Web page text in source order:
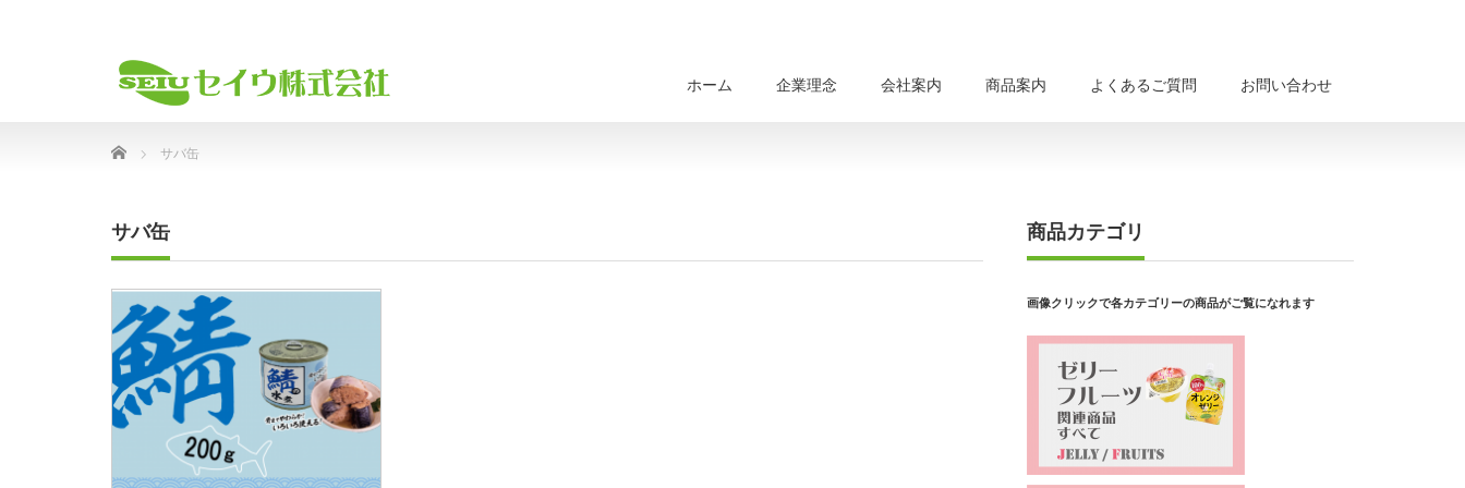
ホーム 企業理念 会社案内 商品案内 よくあるご質問 お問い合わせ
Home サバ缶
サバ缶 商品カテゴリ
画像クリックで各カテゴリーの商品がご覧になれます